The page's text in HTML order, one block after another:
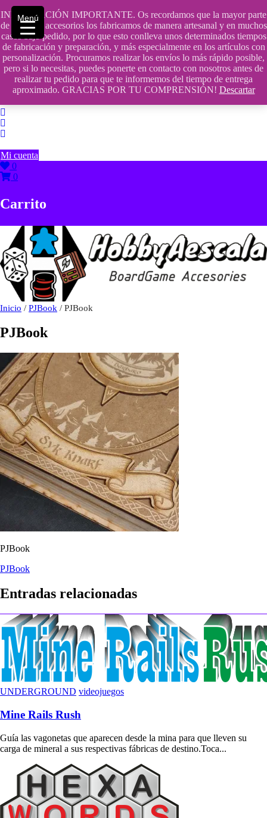
INFORMACIÓN IMPORTANTE. Os recordamos que la mayor parte
de nuestros accesorios los fabricamos de manera artesanal y en muchos
casos bajo pedido, por lo que esto conlleva unos determinados tiempos
de fabricación y preparación, y más especialmente en los artículos con
personalización. Procuramos realizar los envíos lo más rápido posible,
pero si lo necesitas, puedes ponerte en contacto con nosotros antes de
realizar tu pedido para que te informemos del tiempo de entrega
aproximado. GRACIAS POR TU COMPRENSIÓN! Descartar
Saltar
contenido
609241475 SOLO DE 10:00 a 14:00
info@hobbyaescala.com
San Fernando de Henares
10:00 - 14:00
Mi cuenta
0
0
Carrito
Inicio / PJBook / PJBook
PJBook
PJBook
Navegación
de
entradas
PJBook
Entradas relacionadas
UNDERGROUND videojuegos
Mine Rails Rush
Guía las vagonetas que aparecen desde la mina para que lleven su
carga de mineral a sus respectivas fábricas de destino.Toca...
Menú